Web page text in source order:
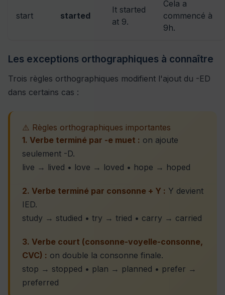
start started
It started
at 9.
Cela a
commencé à
9h.
Les exceptions orthographiques à connaître
Trois règles orthographiques modifient l'ajout du -ED
dans certains cas :
⚠️ Règles orthographiques importantes
1. Verbe terminé par -e muet : on ajoute
seulement -D.
live → lived • love → loved • hope → hoped
2. Verbe terminé par consonne + Y : Y devient
IED.
study → studied • try → tried • carry → carried
3. Verbe court (consonne-voyelle-consonne,
CVC) : on double la consonne finale.
stop → stopped • plan → planned • prefer →
preferred